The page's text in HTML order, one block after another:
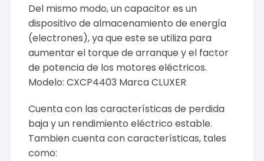
Del mismo modo, un capacitor es un
dispositivo de almacenamiento de energía
(electrones), ya que este se utiliza para
aumentar el torque de arranque y el factor
de potencia de los motores eléctricos.
Modelo: CXCP4403 Marca CLUXER
Cuenta con las características de perdida
baja y un rendimiento eléctrico estable.
Tambien cuenta con características, tales
como: